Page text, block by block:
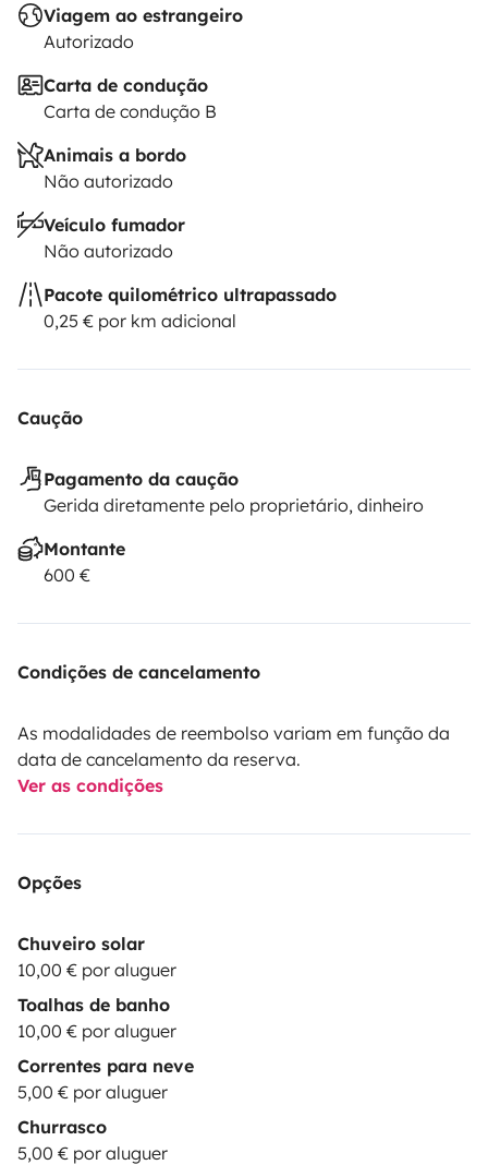
Viagem ao estrangeiro
Autorizado
Carta de condução
Carta de condução B
Animais a bordo
Não autorizado
Veículo fumador
Não autorizado
Pacote quilométrico ultrapassado
0,25 € por km adicional
Caução
Pagamento da caução
Gerida diretamente pelo proprietário, dinheiro
Montante
600 €
Condições de cancelamento
As modalidades de reembolso variam em função da
data de cancelamento da reserva.
Ver as condições
Opções
Chuveiro solar
10,00 € por aluguer
Toalhas de banho
10,00 € por aluguer
Correntes para neve
5,00 € por aluguer
Churrasco
5,00 € por aluguer